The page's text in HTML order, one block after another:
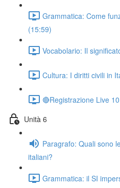
Grammatica: Come
(15:59)
Vocabolario: Il
Cultura: I diritti civili in
🔴Registrazione Live
Unità 6
Paragrafo: Quali sono
italiani?
Grammatica: il SI